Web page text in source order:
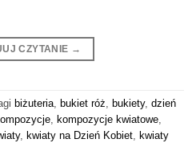
CZYTANIE →
biżuteria, bukiet róż, bukiety, dzień
, kompozycje kwiatowe,
, kwiaty na Dzień Kobiet, kwiaty